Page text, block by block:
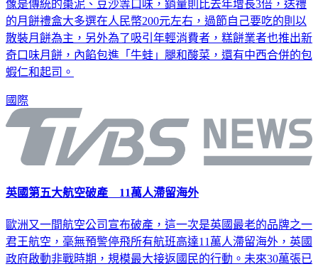
像是傳統的棗泥、豆沙等口味，銷量則比去年增長3倍，送禮
的月餅禮盒大多選在人民幣200元左右，過節自己要吃的則以
散裝月餅為主，另外為了吸引年輕消費者，糕餅業者也推出新
奇口味月餅，內餡包進「牛蛙」腿和酸菜，還有中西合併的包
蝦仁和起司。
國際
英國第五大航空破產 11萬人滯留海外
歐洲又一間航空公司宣布破產，這一次是英國最老的品牌之一
君王航空，毫無預警停飛所有航班高達11萬人滯留海外，英國
政府啟動非戰時期，規模最大接返國民的行動。未來30萬張已